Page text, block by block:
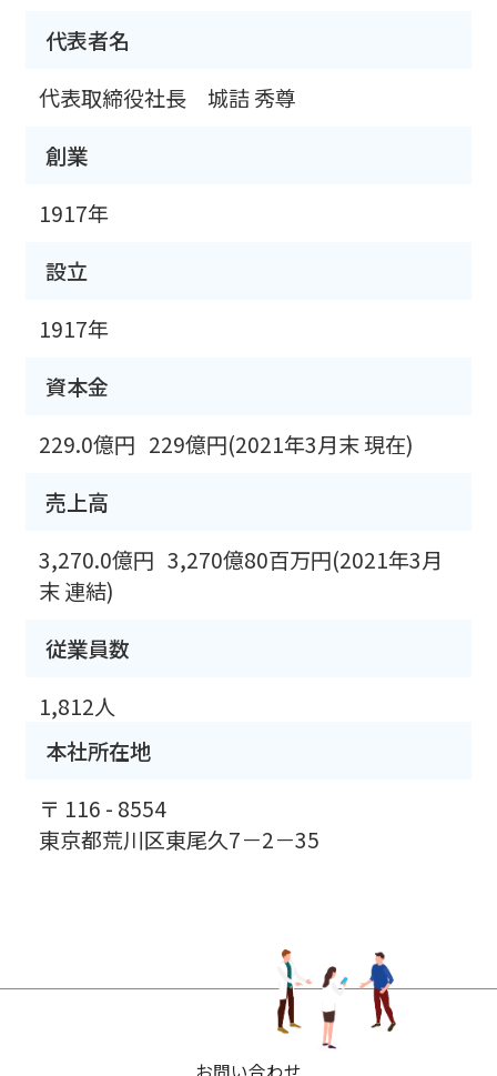
代表者名
代表取締役社長 城詰 秀尊
創業
1917年
設立
1917年
資本金
229.0億円 229億円(2021年3月末 現在)
売上高
3,270.0億円 3,270億80百万円(2021年3月
末 連結)
従業員数
1,812人
本社所在地
〒 116 - 8554
東京都荒川区東尾久7－2－35
お問い合わせ